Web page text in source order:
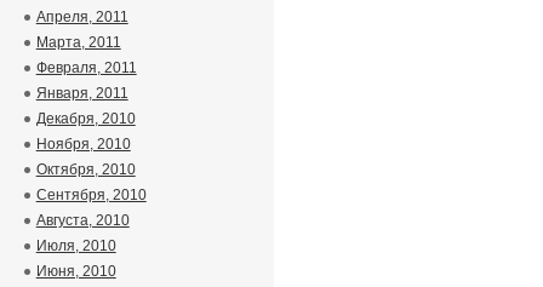
Апреля, 2011
Марта, 2011
Февраля, 2011
Января, 2011
Декабря, 2010
Ноября, 2010
Октября, 2010
Сентября, 2010
Августа, 2010
Июля, 2010
Июня, 2010